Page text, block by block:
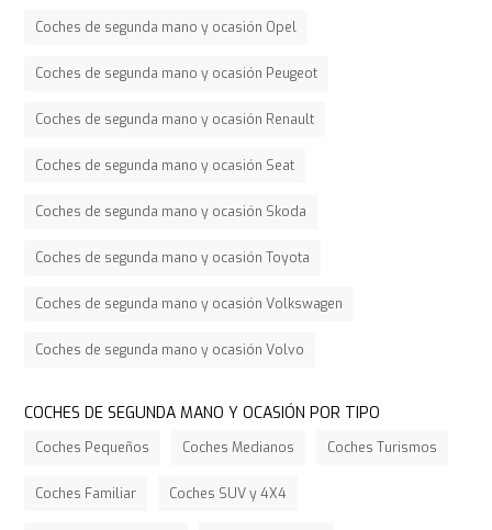
Coches de segunda mano y ocasión Opel
Coches de segunda mano y ocasión Peugeot
Coches de segunda mano y ocasión Renault
Coches de segunda mano y ocasión Seat
Coches de segunda mano y ocasión Skoda
Coches de segunda mano y ocasión Toyota
Coches de segunda mano y ocasión Volkswagen
Coches de segunda mano y ocasión Volvo
COCHES DE SEGUNDA MANO Y OCASIÓN POR TIPO
Coches Pequeños Coches Medianos Coches Turismos
Coches Familiar Coches SUV y 4X4